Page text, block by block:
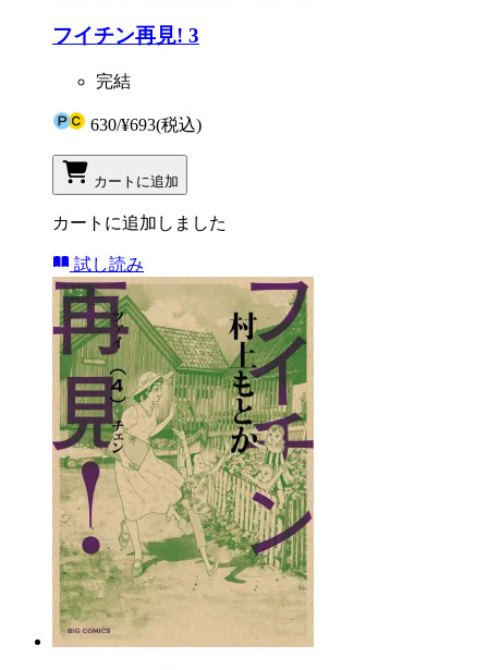
フイチン再見! 3
完結
630/¥693(税込)
カートに追加
カートに追加しました
試し読み